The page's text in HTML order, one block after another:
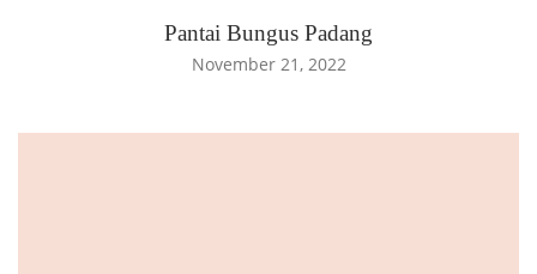
Pantai Bungus Padang
November 21, 2022